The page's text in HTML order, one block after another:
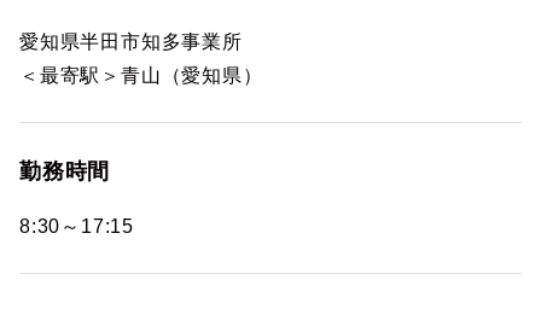
愛知県半田市知多事業所
＜最寄駅＞青山（愛知県）
勤務時間
8:30～17:15